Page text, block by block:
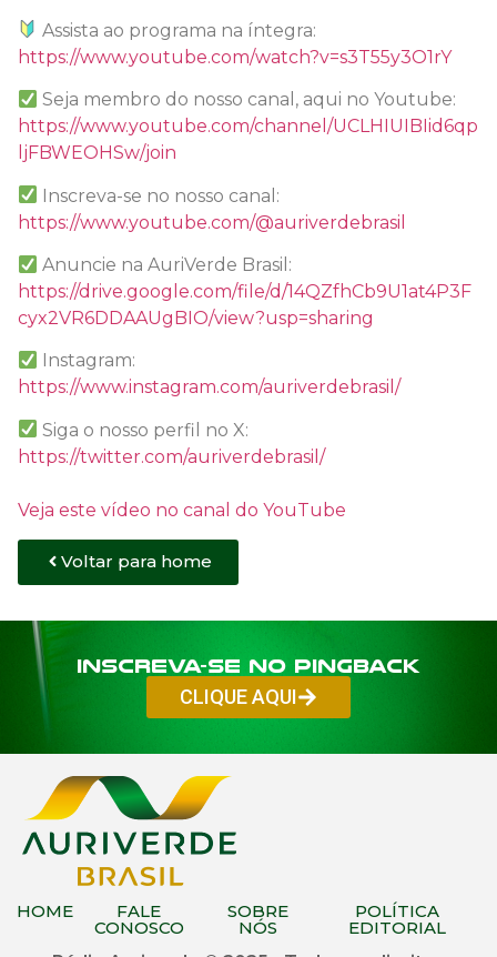
Assista ao programa na íntegra:
https://www.youtube.com/watch?v=s3T55y3O1rY
Seja membro do nosso canal, aqui no Youtube:
https://www.youtube.com/channel/UCLHIUIBIid6qp
ljFBWEOHSw/join
Inscreva-se no nosso canal:
https://www.youtube.com/@auriverdebrasil
Anuncie na AuriVerde Brasil:
https://drive.google.com/file/d/14QZfhCb9U1at4P3F
cyx2VR6DDAAUgBIO/view?usp=sharing
Instagram:
https://www.instagram.com/auriverdebrasil/
Siga o nosso perfil no X:
https://twitter.com/auriverdebrasil/
Veja este vídeo no canal do YouTube
Voltar para home
Inscreva-se no PINGBACK
CLIQUE AQUI
HOME FALE
CONOSCO
SOBRE
NÓS
POLÍTICA
EDITORIAL